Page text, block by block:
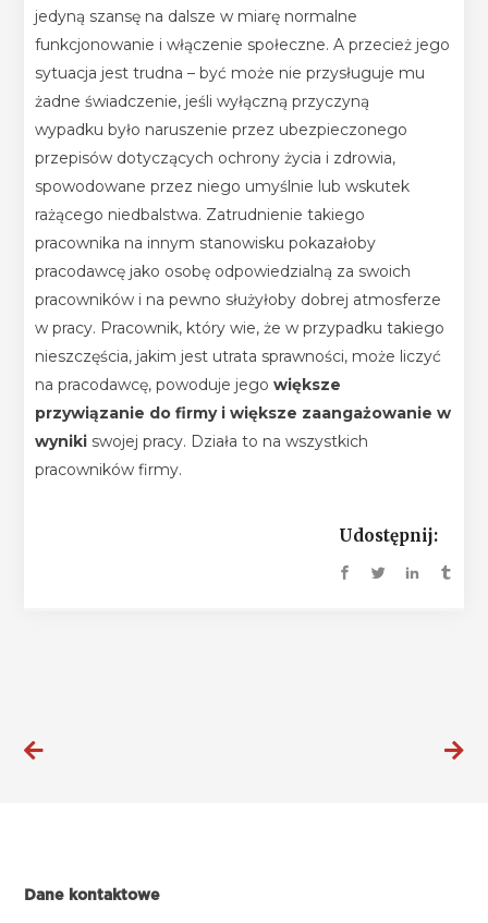
jedyną szansę na dalsze w miarę normalne
funkcjonowanie i włączenie społeczne. A przecież jego
sytuacja jest trudna – być może nie przysługuje mu
żadne świadczenie, jeśli wyłączną przyczyną
wypadku było naruszenie przez ubezpieczonego
przepisów dotyczących ochrony życia i zdrowia,
spowodowane przez niego umyślnie lub wskutek
rażącego niedbalstwa. Zatrudnienie takiego
pracownika na innym stanowisku pokazałoby
pracodawcę jako osobę odpowiedzialną za swoich
pracowników i na pewno służyłoby dobrej atmosferze
w pracy. Pracownik, który wie, że w przypadku takiego
nieszczęścia, jakim jest utrata sprawności, może liczyć
na pracodawcę, powoduje jegowiększe
przywiązanie do firmy i większe zaangażowanie w
wyniki swojej pracy. Działa to na wszystkich
pracowników firmy.
Udostępnij:
Dane kontaktowe